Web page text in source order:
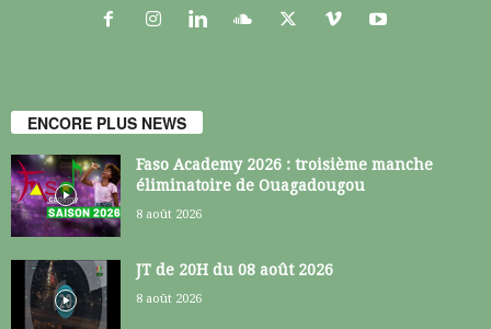
ENCORE PLUS NEWS
Faso Academy 2026 : troisième manche
éliminatoire de Ouagadougou
8 août 2026
JT de 20H du 08 août 2026
8 août 2026